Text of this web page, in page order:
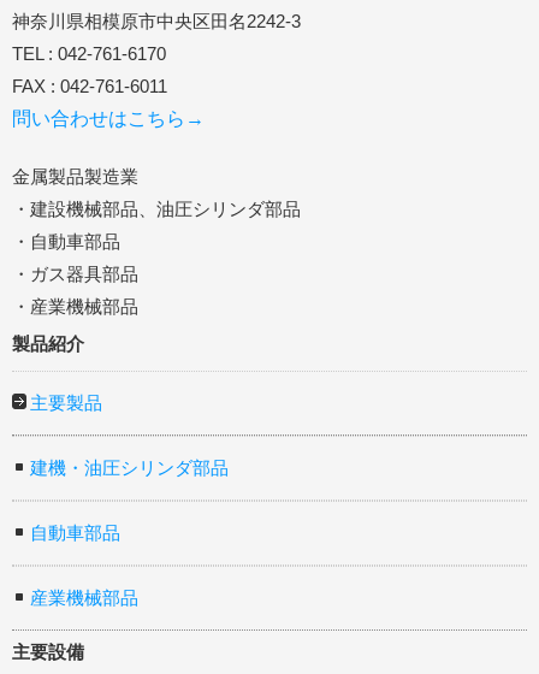
神奈川県相模原市中央区田名2242-3
TEL : 042-761-6170
FAX : 042-761-6011
問い合わせはこちら→
金属製品製造業
・建設機械部品、油圧シリンダ部品
・自動車部品
・ガス器具部品
・産業機械部品
製品紹介
主要製品
建機・油圧シリンダ部品
自動車部品
産業機械部品
主要設備